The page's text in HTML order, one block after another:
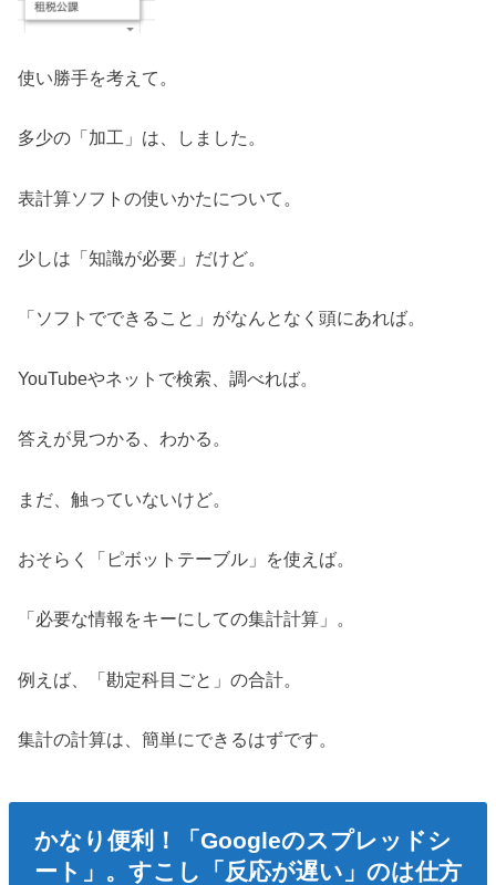
使い勝手を考えて。
多少の「加工」は、しました。
表計算ソフトの使いかたについて。
少しは「知識が必要」だけど。
「ソフトでできること」がなんとなく頭にあれば。
YouTubeやネットで検索、調べれば。
答えが見つかる、わかる。
まだ、触っていないけど。
おそらく「ピボットテーブル」を使えば。
「必要な情報をキーにしての集計計算」。
例えば、「勘定科目ごと」の合計。
集計の計算は、簡単にできるはずです。
かなり便利！「Googleのスプレッドシ
ート」。すこし「反応が遅い」のは仕方